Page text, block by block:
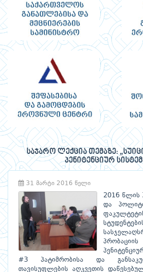
საჯარო ლექცია თემაზე:
პენიტენციურ
31 მარტი 2016 წელი
2016 წლის
და
#3 პატიმრობისა და
თავისუფლების აღკვეთის